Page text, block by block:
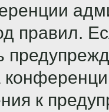
правил.
к